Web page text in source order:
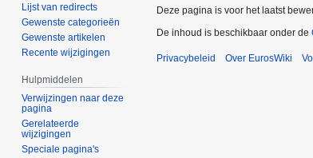
Lijst van redirects
Gewenste categorieën
Gewenste artikelen
Recente wijzigingen
Hulpmiddelen
Verwijzingen naar deze
pagina
Gerelateerde
wijzigingen
Speciale pagina's
Deze pagina is voor het laatst
De inhoud is beschikbaar onder de
Privacybeleid Over EurosWiki